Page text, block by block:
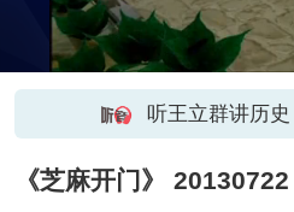
听王立群讲历
《芝麻开门》 20130722